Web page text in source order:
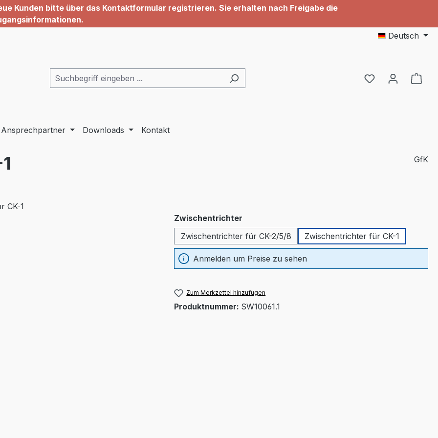
Kunden bitte über das Kontaktformular registrieren. Sie erhalten nach Freigabe die
Deutsch
Du hast 0
Ansprechpartner Downloads Kontakt
GfK
Zwischentrichter
Zwischentrichter für CK-2/5/8
Zwischentrichter für CK-1
Anmelden um Preise zu sehen
Zum Merkzettel hinzufügen
Produktnummer: SW10061.1